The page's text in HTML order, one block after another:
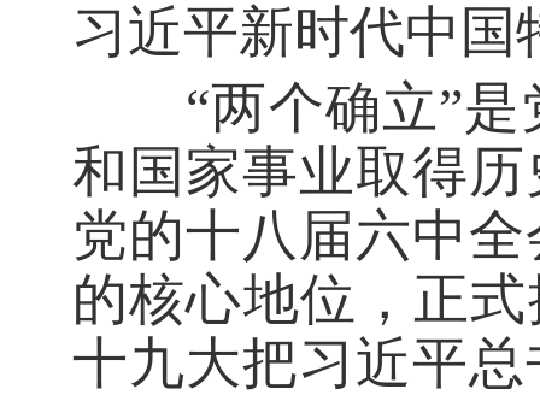
习近平新时代中
“两个确立”是
和国家事业取得
党的十八届六中
的核心地位，正
十九大把习近平